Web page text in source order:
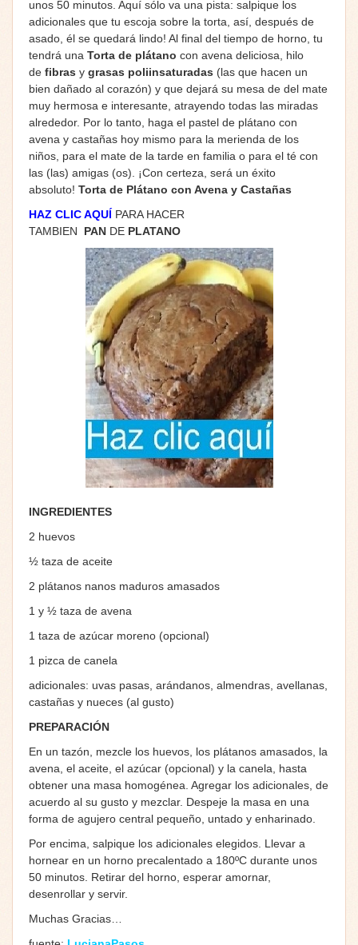
unos 50 minutos. Aquí sólo va una pista: salpique los
adicionales que tu escoja sobre la torta, así, después de
asado, él se quedará lindo! Al final del tiempo de horno, tu
tendrá una Torta de plátano con avena deliciosa, hilo
de fibras y grasas poliinsaturadas (las que hacen un
bien dañado al corazón) y que dejará su mesa de del mate
muy hermosa e interesante, atrayendo todas las miradas
alrededor. Por lo tanto, haga el pastel de plátano con
avena y castañas hoy mismo para la merienda de los
niños, para el mate de la tarde en familia o para el té con
las (las) amigas (os). ¡Con certeza, será un éxito
absoluto! Torta de Plátano con Avena y Castañas
HAZ CLIC AQUÍ PARA HACER
TAMBIEN
PAN DE PLATANO
INGREDIENTES
2 huevos
½ taza de aceite
2 plátanos nanos maduros amasados
1 y ½ taza de avena
1 taza de azúcar moreno (opcional)
1 pizca de canela
adicionales: uvas pasas, arándanos, almendras, avellanas,
castañas y nueces (al gusto)
PREPARACIÓN
En un tazón, mezcle los huevos, los plátanos amasados, la
avena, el aceite, el azúcar (opcional) y la canela, hasta
obtener una masa homogénea. Agregar los adicionales, de
acuerdo al su gusto y mezclar. Despeje la masa en una
forma de agujero central pequeño, untado y enharinado.
Por encima, salpique los adicionales elegidos. Llevar a
hornear en un horno precalentado a 180ºC durante unos
50 minutos. Retirar del horno, esperar amornar,
desenrollar y servir.
Muchas Gracias…